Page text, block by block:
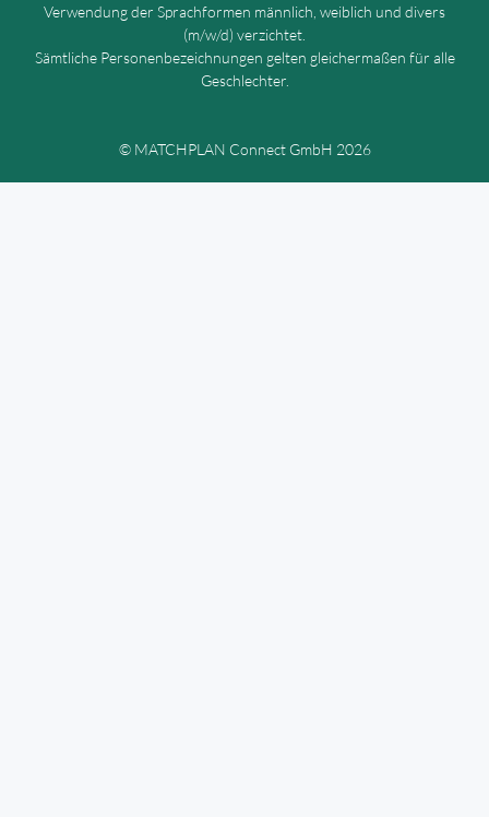
Verwendung der Sprachformen männlich, weiblich und divers
(m/w/d) verzichtet.
Sämtliche Personenbezeichnungen gelten gleichermaßen für alle
Geschlechter.
© MATCHPLAN Connect GmbH 2026